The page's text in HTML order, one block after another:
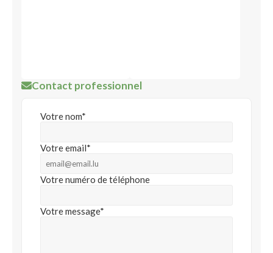
Contact professionnel
Votre nom*
Votre email*
Votre numéro de téléphone
Votre message*